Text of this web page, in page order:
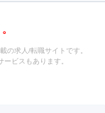
の求人/転職サイトです。
ビスもあります。